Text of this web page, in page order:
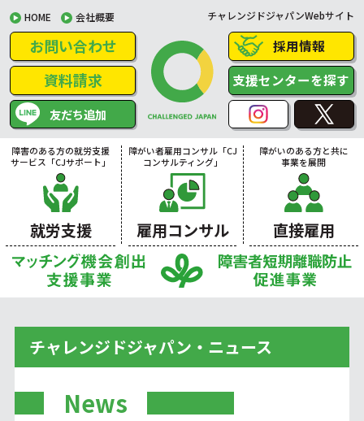
HOME 会社概要 チャレンジドジャパンWebサイト
お問い合わせ
資料請求
友だち追加
採用情報
支援センターを探す
障害のある方の就労支援
サービス「CJサポート」
就労支援
障がい者雇用コンサル「CJ
コンサルティング」
雇用コンサル
障がいのある方と共に
事業を展開
直接雇用
チャレンジドジャパン・ニュース
News